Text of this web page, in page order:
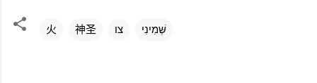
火 神圣 צו שְּׁמִינִי